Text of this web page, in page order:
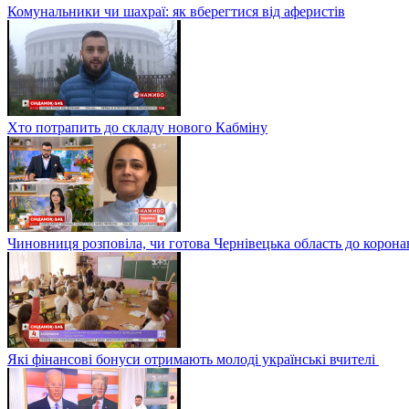
Комунальники чи шахраї: як вберегтися від аферистів
Хто потрапить до складу нового Кабміну
Чиновниця розповіла, чи готова Чернівецька область до
Які фінансові бонуси отримають молоді українські вчителі